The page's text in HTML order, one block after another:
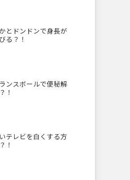
とドンドンで身長が
る？！
ンスボールで便秘解
！
テレビを白くする方
！